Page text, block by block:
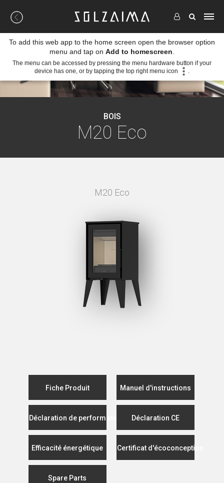
BOIS
M20 Eco
M20 Eco
Fiche Produit Manuel d'instructions
Déclaration de performance Déclaration CE
Efficacité énergétique Certificat d'écoconception
Spare Parts
To add this web app to the home screen open the browser option
menu and tap on Add to homescreen
The menu can be accessed by pressing the menu hardware button if your
device has one, or by tapping the top right menu icon
.